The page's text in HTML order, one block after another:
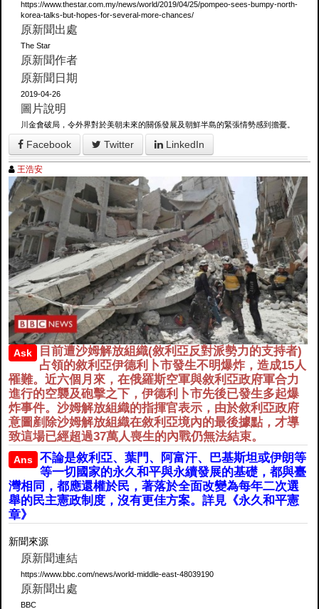
https://www.thestar.com.my/news/world/2019/04/25/pompeo-sees-bumpy-north-
korea-talks-but-hopes-for-several-more-chances/
原新聞出處
The Star
原新聞作者
原新聞日期
2019-04-26
圖片說明
川金會破局，令外界對於美朝未來的關係發展及朝鮮半島的緊張情勢感到擔憂。
Facebook Twitter LinkedIn
王浩安
Ask
目前遭沙姆解放組織(敘利亞反對派勢力的支持者)
占領的敘利亞伊德利卜市發生不明爆炸，造成15人
罹難。近六個月來，在俄羅斯空軍與敘利亞政府軍合力
進行的空襲及砲擊之下，伊德利卜市先後已發生多起爆
炸事件。沙姆解放組織的指揮官表示，由於敘利亞政府
意圖剷除沙姆解放組織在敘利亞境內的最後據點，才導
致這場已經超過37萬人喪生的內戰仍無法結束。
Ans
不論是敘利亞、葉門、阿富汗、巴基斯坦或伊朗等
等一切國家的永久和平與永續發展的基礎，都與臺
灣相同，都應還權於民，著落於全面改變為每年二次選
舉的民主憲政制度，沒有更佳方案。詳見《永久和平憲
章》
新聞來源
原新聞連結
https://www.bbc.com/news/world-middle-east-48039190
原新聞出處
BBC